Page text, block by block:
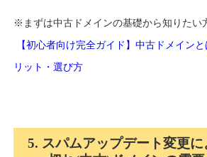
※まずは中古ドメインの基礎から知りたい
【初心者向け完全ガイド】中古ドメイン
リット・選び方
5. スパムアップデート変更